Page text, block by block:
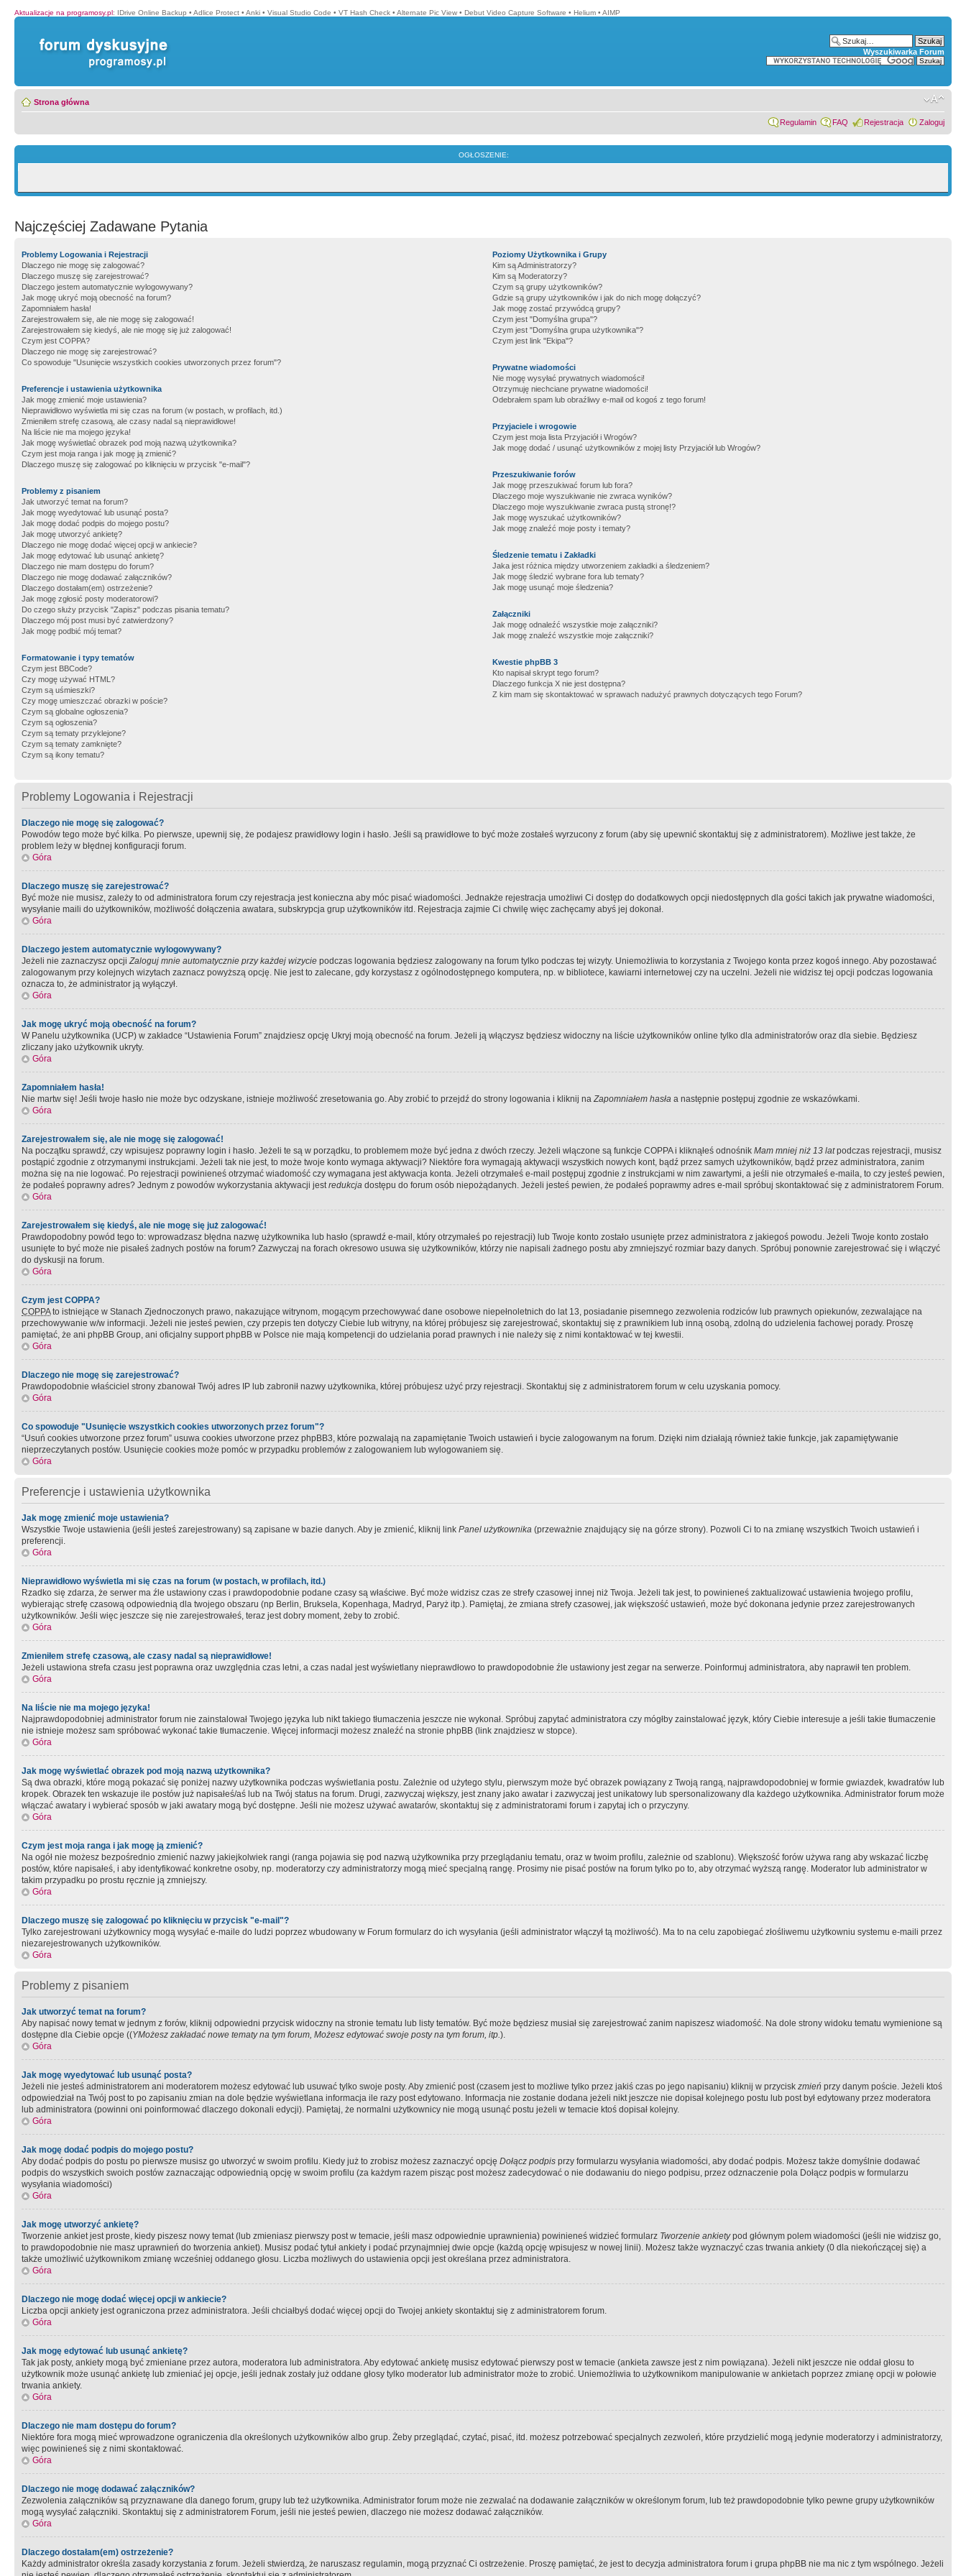
Aktualizacje na programosy.pl: IDrive Online Backup • Adlice Protect • Anki • Visual Studio Code • VT Hash Check • Alternate Pic View • Debut Video Capture Software • Helium • AIMP
Wyszukiwarka Forum
Strona główna
Regulamin FAQ Rejestracja Zaloguj
OGŁOSZENIE:
Najczęściej Zadawane Pytania
Problemy Logowania i Rejestracji
Dlaczego nie mogę się zalogować?
Dlaczego muszę się zarejestrować?
Dlaczego jestem automatycznie wylogowywany?
Jak mogę ukryć moją obecność na forum?
Zapomniałem hasła!
Zarejestrowałem się, ale nie mogę się zalogować!
Zarejestrowałem się kiedyś, ale nie mogę się już zalogować!
Czym jest COPPA?
Dlaczego nie mogę się zarejestrować?
Co spowoduje "Usunięcie wszystkich cookies utworzonych przez forum"?
Preferencje i ustawienia użytkownika
Jak mogę zmienić moje ustawienia?
Nieprawidłowo wyświetla mi się czas na forum (w postach, w profilach, itd.)
Zmieniłem strefę czasową, ale czasy nadal są nieprawidłowe!
Na liście nie ma mojego języka!
Jak mogę wyświetlać obrazek pod moją nazwą użytkownika?
Czym jest moja ranga i jak mogę ją zmienić?
Dlaczego muszę się zalogować po kliknięciu w przycisk "e-mail"?
Problemy z pisaniem
Jak utworzyć temat na forum?
Jak mogę wyedytować lub usunąć posta?
Jak mogę dodać podpis do mojego postu?
Jak mogę utworzyć ankietę?
Dlaczego nie mogę dodać więcej opcji w ankiecie?
Jak mogę edytować lub usunąć ankietę?
Dlaczego nie mam dostępu do forum?
Dlaczego nie mogę dodawać załączników?
Dlaczego dostałam(em) ostrzeżenie?
Jak mogę zgłosić posty moderatorowi?
Do czego służy przycisk "Zapisz" podczas pisania tematu?
Dlaczego mój post musi być zatwierdzony?
Jak mogę podbić mój temat?
Formatowanie i typy tematów
Czym jest BBCode?
Czy mogę używać HTML?
Czym są uśmieszki?
Czy mogę umieszczać obrazki w poście?
Czym są globalne ogłoszenia?
Czym są ogłoszenia?
Czym są tematy przyklejone?
Czym są tematy zamknięte?
Czym są ikony tematu?
Poziomy Użytkownika i Grupy
Kim są Administratorzy?
Kim są Moderatorzy?
Czym są grupy użytkowników?
Gdzie są grupy użytkowników i jak do nich mogę dołączyć?
Jak mogę zostać przywódcą grupy?
Czym jest "Domyślna grupa"?
Czym jest "Domyślna grupa użytkownika"?
Czym jest link "Ekipa"?
Prywatne wiadomości
Nie mogę wysyłać prywatnych wiadomości!
Otrzymuję niechciane prywatne wiadomości!
Odebrałem spam lub obraźliwy e-mail od kogoś z tego forum!
Przyjaciele i wrogowie
Czym jest moja lista Przyjaciół i Wrogów?
Jak mogę dodać / usunąć użytkowników z mojej listy Przyjaciół lub Wrogów?
Przeszukiwanie forów
Jak mogę przeszukiwać forum lub fora?
Dlaczego moje wyszukiwanie nie zwraca wyników?
Dlaczego moje wyszukiwanie zwraca pustą stronę!?
Jak mogę wyszukać użytkowników?
Jak mogę znaleźć moje posty i tematy?
Śledzenie tematu i Zakładki
Jaka jest różnica między utworzeniem zakładki a śledzeniem?
Jak mogę śledzić wybrane fora lub tematy?
Jak mogę usunąć moje śledzenia?
Załączniki
Jak mogę odnaleźć wszystkie moje załączniki?
Jak mogę znaleźć wszystkie moje załączniki?
Kwestie phpBB 3
Kto napisał skrypt tego forum?
Dlaczego funkcja X nie jest dostępna?
Z kim mam się skontaktować w sprawach nadużyć prawnych dotyczących tego Forum?
Problemy Logowania i Rejestracji
Dlaczego nie mogę się zalogować?
Powodów tego może być kilka. Po pierwsze, upewnij się, że podajesz prawidłowy login i hasło. Jeśli są prawidłowe to być może zostałeś wyrzucony z forum (aby się upewnić skontaktuj się z administratorem). Możliwe jest także, że
problem leży w błędnej konfiguracji forum.
Góra
Dlaczego muszę się zarejestrować?
Być może nie musisz, zależy to od administratora forum czy rejestracja jest konieczna aby móc pisać wiadomości. Jednakże rejestracja umożliwi Ci dostęp do dodatkowych opcji niedostępnych dla gości takich jak prywatne wiadomości,
wysyłanie maili do użytkowników, możliwość dołączenia awatara, subskrypcja grup użytkowników itd. Rejestracja zajmie Ci chwilę więc zachęcamy abyś jej dokonał.
Góra
Dlaczego jestem automatycznie wylogowywany?
Jeżeli nie zaznaczysz opcjiZaloguj mnie automatycznie przy każdej wizycie podczas logowania będziesz zalogowany na forum tylko podczas tej wizyty. Uniemożliwia to korzystania z Twojego konta przez kogoś innego. Aby pozostawać
zalogowanym przy kolejnych wizytach zaznacz powyższą opcję. Nie jest to zalecane, gdy korzystasz z ogólnodostępnego komputera, np. w bibliotece, kawiarni internetowej czy na uczelni. Jeżeli nie widzisz tej opcji podczas logowania
oznacza to, że administrator ją wyłączył.
Góra
Jak mogę ukryć moją obecność na forum?
W Panelu użytkownika (UCP) w zakładce “Ustawienia Forum” znajdziesz opcję Ukryj moją obecność na forum. Jeżeli ją włączysz będziesz widoczny na liście użytkowników online tylko dla administratorów oraz dla siebie. Będziesz
zliczany jako użytkownik ukryty.
Góra
Zapomniałem hasła!
Nie martw się! Jeśli twoje hasło nie może byc odzyskane, istnieje możliwość zresetowania go. Aby zrobić to przejdź do strony logowania i kliknij naZapomniałem hasła a następnie postępuj zgodnie ze wskazówkami.
Góra
Zarejestrowałem się, ale nie mogę się zalogować!
Na początku sprawdź, czy wpisujesz poprawny login i hasło. Jeżeli te są w porządku, to problemem może być jedna z dwóch rzeczy. Jeżeli włączone są funkcje COPPA i kliknąłeś odnośnik Mam mniej niż 13 latpodczas rejestracji, musisz
postąpić zgodnie z otrzymanymi instrukcjami. Jeżeli tak nie jest, to może twoje konto wymaga aktywacji? Niektóre fora wymagają aktywacji wszystkich nowych kont, bądź przez samych użytkowników, bądź przez administratora, zanim
można się na nie logować. Po rejestracji powinieneś otrzymać wiadomość czy wymagana jest aktywacja konta. Jeżeli otrzymałeś e-mail postępuj zgodnie z instrukcjami w nim zawartymi, a jeśli nie otrzymałeś e-maila, to czy jesteś pewien,
że podałeś poprawny adres? Jednym z powodów wykorzystania aktywacji jestredukcja dostępu do forum osób niepożądanych. Jeżeli jesteś pewien, że podałeś poprawmy adres e-mail spróbuj skontaktować się z administratorem Forum.
Góra
Zarejestrowałem się kiedyś, ale nie mogę się już zalogować!
Prawdopodobny powód tego to: wprowadzasz błędna nazwę użytkownika lub hasło (sprawdź e-mail, który otrzymałeś po rejestracji) lub Twoje konto zostało usunięte przez administratora z jakiegoś powodu. Jeżeli Twoje konto zostało
usunięte to być może nie pisałeś żadnych postów na forum? Zazwyczaj na forach okresowo usuwa się użytkowników, którzy nie napisali żadnego postu aby zmniejszyć rozmiar bazy danych. Spróbuj ponownie zarejestrować się i włączyć
do dyskusji na forum.
Góra
Czym jest COPPA?
COPPAto istniejące w Stanach Zjednoczonych prawo, nakazujące witrynom, mogącym przechowywać dane osobowe niepełnoletnich do lat 13, posiadanie pisemnego zezwolenia rodziców lub prawnych opiekunów, zezwalające na
przechowywanie w/w informacji. Jeżeli nie jesteś pewien, czy przepis ten dotyczy Ciebie lub witryny, na której próbujesz się zarejestrować, skontaktuj się z prawnikiem lub inną osobą, zdolną do udzielenia fachowej porady. Proszę
pamiętać, że ani phpBB Group, ani oficjalny support phpBB w Polsce nie mają kompetencji do udzielania porad prawnych i nie należy się z nimi kontaktować w tej kwestii.
Góra
Dlaczego nie mogę się zarejestrować?
Prawdopodobnie właściciel strony zbanował Twój adres IP lub zabronił nazwy użytkownika, której próbujesz użyć przy rejestracji. Skontaktuj się z administratorem forum w celu uzyskania pomocy.
Góra
Co spowoduje "Usunięcie wszystkich cookies utworzonych przez forum"?
“Usuń cookies utworzone przez forum” usuwa cookies utworzone przez phpBB3, które pozwalają na zapamiętanie Twoich ustawień i bycie zalogowanym na forum. Dzięki nim działają również takie funkcje, jak zapamiętywanie
nieprzeczytanych postów. Usunięcie cookies może pomóc w przypadku problemów z zalogowaniem lub wylogowaniem się.
Góra
Preferencje i ustawienia użytkownika
Jak mogę zmienić moje ustawienia?
Wszystkie Twoje ustawienia (jeśli jesteś zarejestrowany) są zapisane w bazie danych. Aby je zmienić, kliknij link Panel użytkownika (przeważnie znajdujący się na górze strony). Pozwoli Ci to na zmianę wszystkich Twoich ustawień i
preferencji.
Góra
Nieprawidłowo wyświetla mi się czas na forum (w postach, w profilach, itd.)
Rzadko się zdarza, że serwer ma źle ustawiony czas i prawdopodobnie podane czasy są właściwe. Być może widzisz czas ze strefy czasowej innej niż Twoja. Jeżeli tak jest, to powinieneś zaktualizować ustawienia twojego profilu,
wybierając strefę czasową odpowiednią dla twojego obszaru (np Berlin, Bruksela, Kopenhaga, Madryd, Paryż itp.). Pamiętaj, że zmiana strefy czasowej, jak większość ustawień, może być dokonana jedynie przez zarejestrowanych
użytkowników. Jeśli więc jeszcze się nie zarejestrowałeś, teraz jest dobry moment, żeby to zrobić.
Góra
Zmieniłem strefę czasową, ale czasy nadal są nieprawidłowe!
Jeżeli ustawiona strefa czasu jest poprawna oraz uwzględnia czas letni, a czas nadal jest wyświetlany nieprawdłowo to prawdopodobnie źle ustawiony jest zegar na serwerze. Poinformuj administratora, aby naprawił ten problem.
Góra
Na liście nie ma mojego języka!
Najprawdopodobniej administrator forum nie zainstalował Twojego języka lub nikt takiego tłumaczenia jeszcze nie wykonał. Spróbuj zapytać administratora czy mógłby zainstalować język, który Ciebie interesuje a jeśli takie tłumaczenie
nie istnieje możesz sam spróbować wykonać takie tłumaczenie. Więcej informacji możesz znaleźć na stronie phpBB (link znajdziesz w stopce).
Góra
Jak mogę wyświetlać obrazek pod moją nazwą użytkownika?
Są dwa obrazki, które mogą pokazać się poniżej nazwy użytkownika podczas wyświetlania postu. Zależnie od użytego stylu, pierwszym może być obrazek powiązany z Twoją rangą, najprawdopodobniej w formie gwiazdek, kwadratów lub
kropek. Obrazek ten wskazuje ile postów już napisałeś/aś lub na Twój status na forum. Drugi, zazwyczaj większy, jest znany jako awatar i zazwyczaj jest unikatowy lub spersonalizowany dla każdego użytkownika. Administrator forum może
włączać awatary i wybierać sposób w jaki awatary mogą być dostępne. Jeśli nie możesz używać awatarów, skontaktuj się z administratorami forum i zapytaj ich o przyczyny.
Góra
Czym jest moja ranga i jak mogę ją zmienić?
Na ogół nie możesz bezpośrednio zmienić nazwy jakiejkolwiek rangi (ranga pojawia się pod nazwą użytkownika przy przeglądaniu tematu, oraz w twoim profilu, zależnie od szablonu). Większość forów używa rang aby wskazać liczbę
postów, które napisałeś, i aby identyfikować konkretne osoby, np. moderatorzy czy administratorzy mogą mieć specjalną rangę. Prosimy nie pisać postów na forum tylko po to, aby otrzymać wyższą rangę. Moderator lub administrator w
takim przypadku po prostu ręcznie ją zmniejszy.
Góra
Dlaczego muszę się zalogować po kliknięciu w przycisk "e-mail"?
Tylko zarejestrowani użytkownicy mogą wysyłać e-maile do ludzi poprzez wbudowany w Forum formularz do ich wysyłania (jeśli administrator włączył tą możliwość). Ma to na celu zapobiegać złośliwemu użytkowniu systemu e-maili przez
niezarejestrowanych użytkowników.
Góra
Problemy z pisaniem
Jak utworzyć temat na forum?
Aby napisać nowy temat w jednym z forów, kliknij odpowiedni przycisk widoczny na stronie tematu lub listy tematów. Być może będziesz musiał się zarejestrować zanim napiszesz wiadomość. Na dole strony widoku tematu wymienione są
dostępne dla Ciebie opcje ((YMożesz zakładać nowe tematy na tym forum, Możesz edytować swoje posty na tym forum, itp.).
Góra
Jak mogę wyedytować lub usunąć posta?
Jeżeli nie jesteś administratorem ani moderatorem możesz edytować lub usuwać tylko swoje posty. Aby zmienić post (czasem jest to możliwe tylko przez jakiś czas po jego napisaniu) kliknij w przycisk zmień przy danym poście. Jeżeli ktoś
odpowiedział na Twój post to po zapisaniu zmian na dole będzie wyświetlana informacja ile razy post edytowano. Informacja nie zostanie dodana jeżeli nikt jeszcze nie dopisał kolejnego postu lub post był edytowany przez moderatora
lub administratora (powinni oni poinformować dlaczego dokonali edycji). Pamiętaj, że normalni użytkownicy nie mogą usunąć postu jeżeli w temacie ktoś dopisał kolejny.
Góra
Jak mogę dodać podpis do mojego postu?
Aby dodać podpis do postu po pierwsze musisz go utworzyć w swoim profilu. Kiedy już to zrobisz możesz zaznaczyć opcję Dołącz podpis przy formularzu wysyłania wiadomości, aby dodać podpis. Możesz także domyślnie dodawać
podpis do wszystkich swoich postów zaznaczając odpowiednią opcję w swoim profilu (za każdym razem pisząc post możesz zadecydować o nie dodawaniu do niego podpisu, przez odznaczenie pola Dołącz podpis w formularzu
wysyłania wiadomości)
Góra
Jak mogę utworzyć ankietę?
Tworzenie ankiet jest proste, kiedy piszesz nowy temat (lub zmieniasz pierwszy post w temacie, jeśli masz odpowiednie uprawnienia) powinieneś widzieć formularz Tworzenie ankietypod głównym polem wiadomości (jeśli nie widzisz go,
to prawdopodobnie nie masz uprawnień do tworzenia ankiet). Musisz podać tytuł ankiety i podać przynajmniej dwie opcje (każdą opcję wpisujesz w nowej linii). Możesz także wyznaczyć czas trwania ankiety (0 dla niekończącej się) a
także umożliwić użytkownikom zmianę wcześniej oddanego głosu. Liczba możliwych do ustawienia opcji jest określana przez administratora.
Góra
Dlaczego nie mogę dodać więcej opcji w ankiecie?
Liczba opcji ankiety jest ograniczona przez administratora. Jeśli chciałbyś dodać więcej opcji do Twojej ankiety skontaktuj się z administratorem forum.
Góra
Jak mogę edytować lub usunąć ankietę?
Tak jak posty, ankiety mogą być zmieniane przez autora, moderatora lub administratora. Aby edytować ankietę musisz edytować pierwszy post w temacie (ankieta zawsze jest z nim powiązana). Jeżeli nikt jeszcze nie oddał głosu to
użytkownik może usunąć ankietę lub zmieniać jej opcje, jeśli jednak zostały już oddane głosy tylko moderator lub administrator może to zrobić. Uniemożliwia to użytkownikom manipulowanie w ankietach poprzez zmianę opcji w połowie
trwania ankiety.
Góra
Dlaczego nie mam dostępu do forum?
Niektóre fora mogą mieć wprowadzone ograniczenia dla określonych użytkowników albo grup. Żeby przeglądać, czytać, pisać, itd. możesz potrzebować specjalnych zezwoleń, które przydzielić mogą jedynie moderatorzy i administratorzy,
więc powinieneś się z nimi skontaktować.
Góra
Dlaczego nie mogę dodawać załączników?
Zezwolenia załączników są przyznawane dla danego forum, grupy lub też użytkownika. Administrator forum może nie zezwalać na dodawanie załączników w określonym forum, lub też prawdopodobnie tylko pewne grupy użytkowników
mogą wysyłać załączniki. Skontaktuj się z administratorem Forum, jeśli nie jesteś pewien, dlaczego nie możesz dodawać załączników.
Góra
Dlaczego dostałam(em) ostrzeżenie?
Każdy administrator określa zasady korzystania z forum. Jeżeli stwierdzą, że naruszasz regulamin, mogą przyznać Ci ostrzeżenie. Proszę pamiętać, że jest to decyzja administratora forum i grupa phpBB nie ma nic z tym wspólnego. Jeżeli